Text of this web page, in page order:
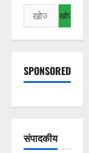
निम्न
को
खोजें:
SPONSORED
संपादकीय